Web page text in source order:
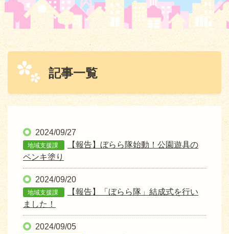
記事一覧
2024/09/27
地域支援課
【報告】ぼらら隊始動！公園遊具の
ペンキ塗り
2024/09/20
地域支援課
【報告】「ぼらら隊」結成式を行い
ました！
2024/09/05